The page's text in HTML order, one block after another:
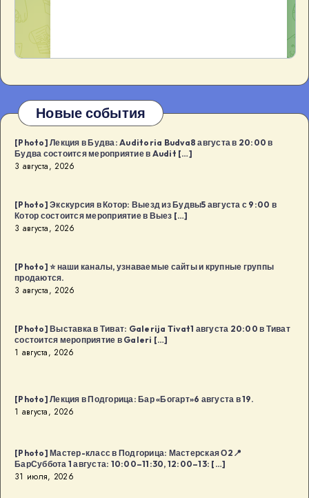
Новые события
[Photo] Лекция в Будва: Auditoria Budva8 августа в 20:00 в
Будва состоится мероприятие в Audit […]
3 августа, 2026
[Photo] Экскурсия в Котор: Выезд из Будвы5 августа с 9:00 в
Котор состоится мероприятие в Выез […]
3 августа, 2026
[Photo] ⭐️ наши каналы, узнаваемые сайты и крупные группы
продаются.
3 августа, 2026
[Photo] Выставка в Тиват: Galerija Tivat1 августа 20:00 в Тиват
состоится мероприятие в Galeri […]
1 августа, 2026
[Photo] Лекция в Подгорица: Бар «Богарт»6 августа в 19.
1 августа, 2026
[Photo] Мастер-класс в Подгорица: Мастерская О2📍
БарСуббота 1 августа: 10:00–11:30, 12:00–13: […]
31 июля, 2026